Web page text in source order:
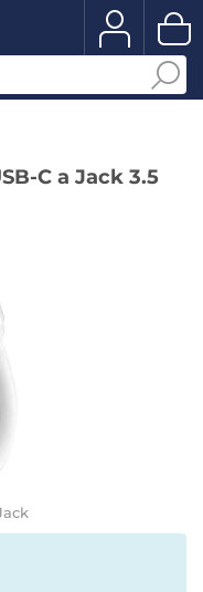
C a Jack 3.5